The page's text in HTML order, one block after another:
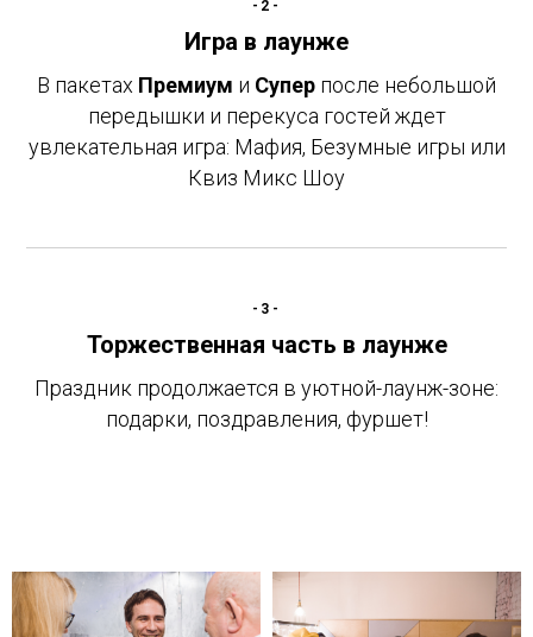
-2-
Игра в лаунже
В пакетах Премиум и Супер после небольшой
передышки и перекуса гостей ждет
увлекательная игра: Мафия, Безумные игры или
Квиз Микс Шоу
-3-
Торжественная часть в лаунже
Праздник продолжается в уютной-лаунж-зоне:
подарки, поздравления, фуршет!